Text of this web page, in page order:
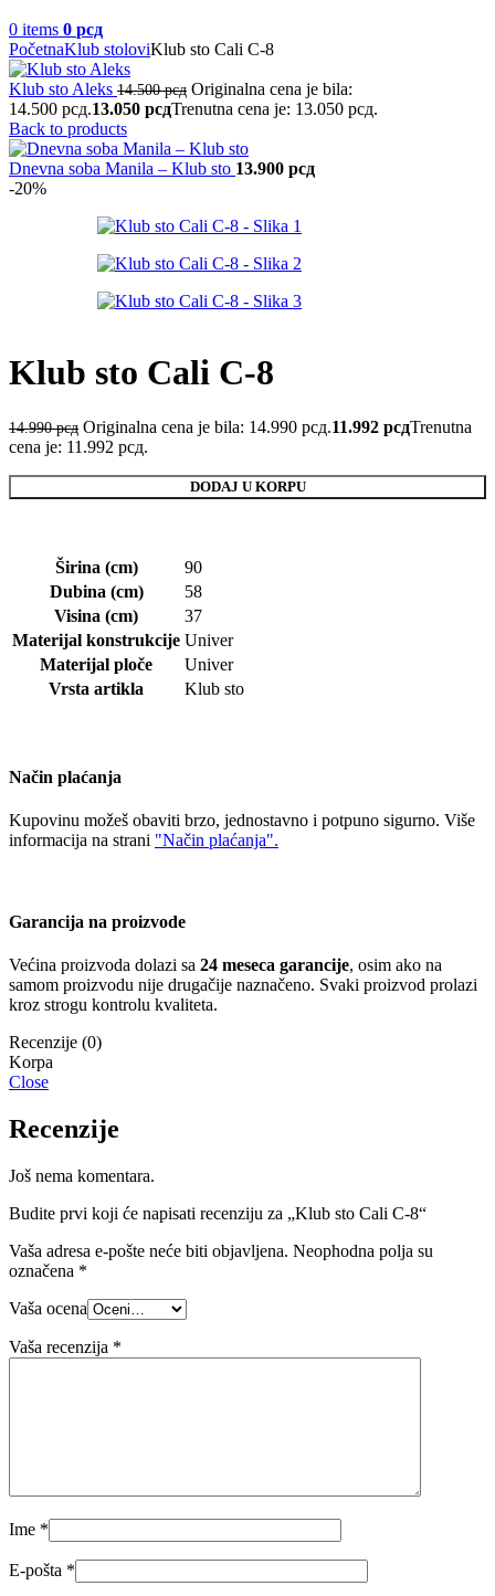
0 items 0 рсд
PočetnaKlub stoloviKlub sto Cali C-8
Klub sto Aleks 14.500рсд Originalna cena je bila:
14.500 рсд.13.050 рсдTrenutna cena je: 13.050 рсд.
Back to products
Dnevna soba Manila – Klub sto 13.900 рсд
-20%
Klub sto Cali C-8
14.990рсд Originalna cena je bila: 14.990 рсд.11.992 рсдTrenutna
cena je: 11.992 рсд.
DODAJ U KORPU
Širina (cm)
90
Dubina (cm)
58
Visina (cm)
37
Materijal konstrukcije Univer
Materijal ploče
Univer
Vrsta artikla
Klub sto
Način plaćanja
Kupovinu možeš obaviti brzo, jednostavno i potpuno sigurno. Više
informacija na strani "Način plaćanja".
Garancija na proizvode
Većina proizvoda dolazi sa 24 meseca garancije, osim ako na
samom proizvodu nije drugačije naznačeno. Svaki proizvod prolazi
kroz strogu kontrolu kvaliteta.
Recenzije (0)
Close
Recenzije
Još nema komentara.
Budite prvi koji će napisati recenziju za „Klub sto Cali C-8“
Vaša adresa e-pošte neće biti objavljena. Neophodna polja su
označena *
Vaša ocena
Vaša recenzija *
Ime *
E-pošta *